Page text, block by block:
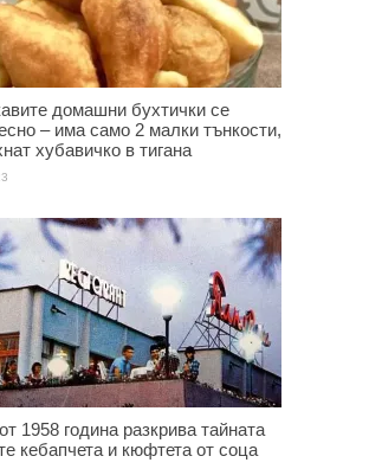
домашни бухтички се
– има само 2 малки тънкости,
хубавичко в тигана
1958 година разкрива тайната
кебапчета и кюфтета от соца